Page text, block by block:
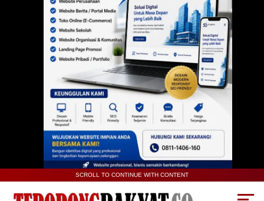
SCROLL TO CONTINUE WITH CONTENT